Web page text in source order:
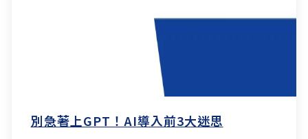
別急著上GPT！AI導入前3大迷思